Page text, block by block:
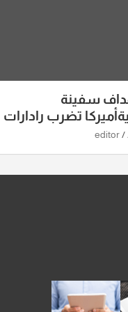
سفينة
تضرب رادارات
ومسيرات إيران..editor